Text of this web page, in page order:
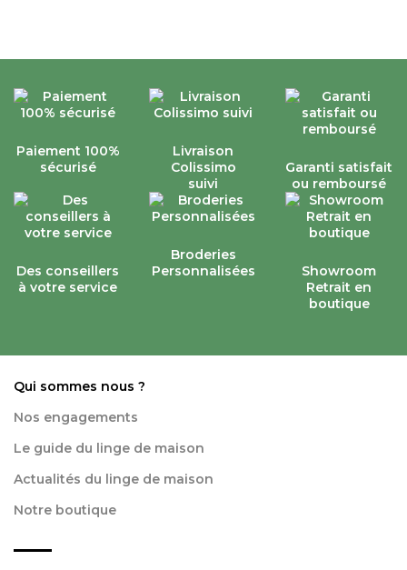
Paiement 100%
sécurisé
Livraison
Colissimo
suivi
Garanti satisfait
ou remboursé
Des conseillers
à votre service
Broderies
Personnalisées
Showroom
Retrait en
boutique
Qui sommes nous ?
Nos engagements
Le guide du linge de maison
Actualités du linge de maison
Notre boutique